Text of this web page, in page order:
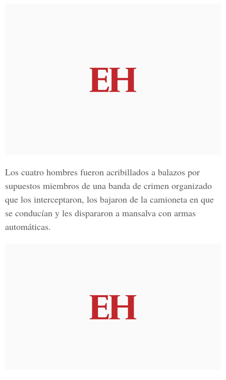
Los cuatro hombres fueron acribillados a balazos por
supuestos miembros de una banda de crimen organizado
que los interceptaron, los bajaron de la camioneta en que
se conducían y les dispararon a mansalva con armas
automáticas.